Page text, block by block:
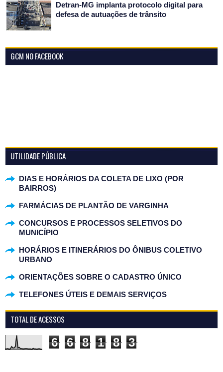
Detran-MG implanta protocolo digital para
defesa de autuações de trânsito
GCM NO FACEBOOK
UTILIDADE PÚBLICA
DIAS E HORÁRIOS DA COLETA DE LIXO (POR
BAIRROS)
FARMÁCIAS DE PLANTÃO DE VARGINHA
CONCURSOS E PROCESSOS SELETIVOS DO
MUNICÍPIO
HORÁRIOS E ITINERÁRIOS DO ÔNIBUS COLETIVO
URBANO
ORIENTAÇÕES SOBRE O CADASTRO ÚNICO
TELEFONES ÚTEIS E DEMAIS SERVIÇOS
TOTAL DE ACESSOS
6 6 8 1 8 3